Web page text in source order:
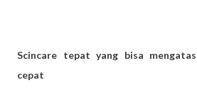
Scincare tepat yang bisa
cepat